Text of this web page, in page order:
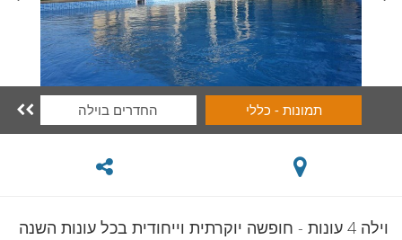
תמונות - כללי החדרים בוילה 
וילה 4 עונות - חופשה יוקרתית וייחודית בכל עונות השנה